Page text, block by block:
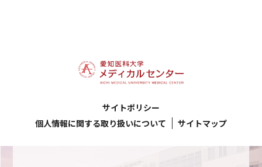
サイトポリシー
個人情報に関する取り扱いについて
サイトマップ